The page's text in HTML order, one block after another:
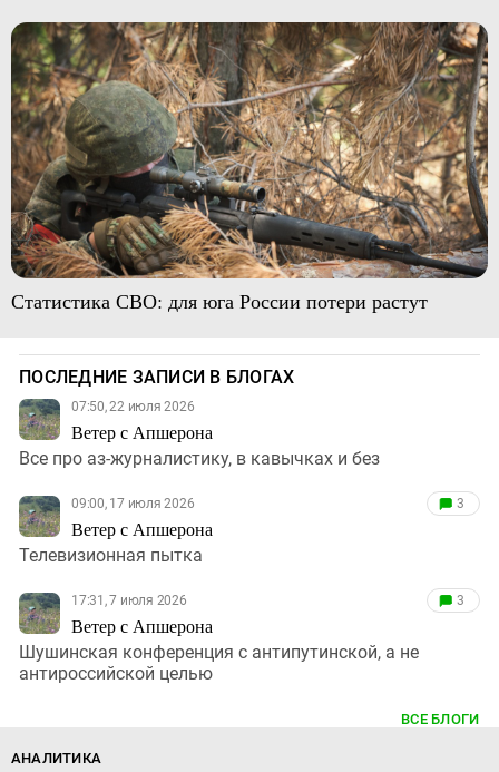
Статистика СВО: для юга России потери растут
ПОСЛЕДНИЕ ЗАПИСИ В БЛОГАХ
07:50, 22 июля 2026
Ветер с Апшерона
Все про аз-журналистику, в кавычках и без
09:00, 17 июля 2026
Ветер с Апшерона
3
Телевизионная пытка
17:31, 7 июля 2026
Ветер с Апшерона
3
Шушинская конференция с антипутинской, а не
антироссийской целью
ВСЕ БЛОГИ
АНАЛИТИКА